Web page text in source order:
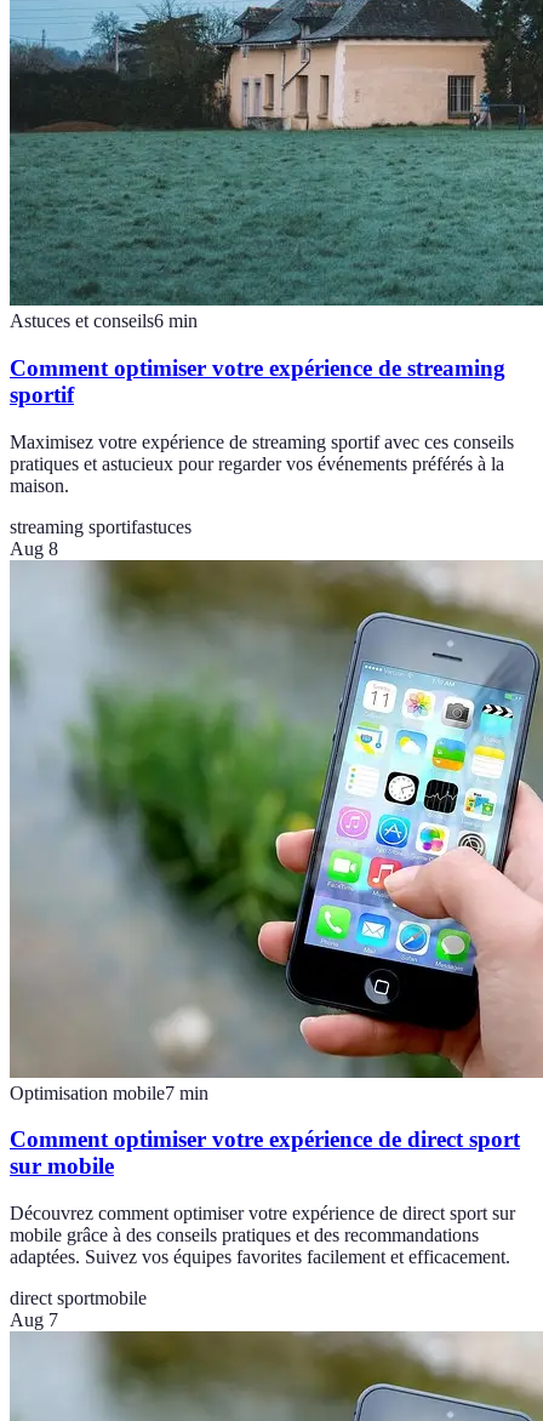
Astuces et conseils6 min
Comment optimiser votre expérience de streaming
sportif
Maximisez votre expérience de streaming sportif avec ces conseils
pratiques et astucieux pour regarder vos événements préférés à la
maison.
streaming sportifastuces
Aug 8
Optimisation mobile7 min
Comment optimiser votre expérience de direct sport
sur mobile
Découvrez comment optimiser votre expérience de direct sport sur
mobile grâce à des conseils pratiques et des recommandations
adaptées. Suivez vos équipes favorites facilement et efficacement.
direct sportmobile
Aug 7